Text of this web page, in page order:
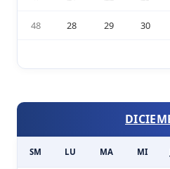
48 28 29 30
SM LU MA MI